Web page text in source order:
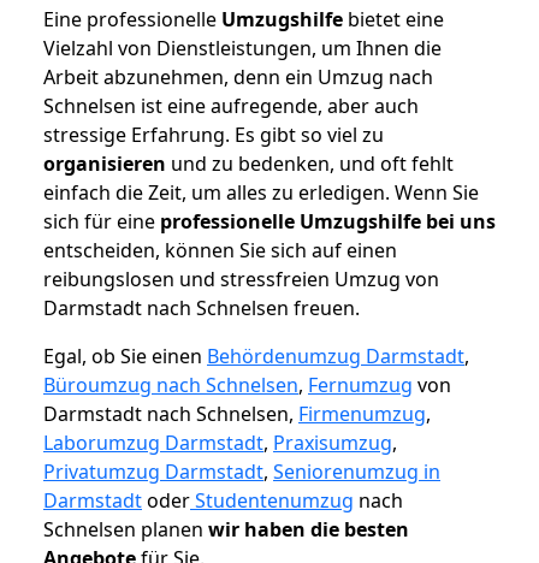
Eine professionelle Umzugshilfe bietet eine
Vielzahl von Dienstleistungen, um Ihnen die
Arbeit abzunehmen, denn ein Umzug nach
Schnelsen ist eine aufregende, aber auch
stressige Erfahrung. Es gibt so viel zu
organisieren und zu bedenken, und oft fehlt
einfach die Zeit, um alles zu erledigen. Wenn Sie
sich für eine professionelle Umzugshilfe bei uns
entscheiden, können Sie sich auf einen
reibungslosen und stressfreien Umzug von
Darmstadt nach Schnelsen freuen.
Egal, ob Sie einen Behördenumzug Darmstadt,
Büroumzug nach Schnelsen, Fernumzug von
Darmstadt nach Schnelsen, Firmenumzug,
Laborumzug Darmstadt, Praxisumzug,
Privatumzug Darmstadt, Seniorenumzug in
DarmstadtoderStudentenumzug nach
Schnelsen planen wir haben die besten